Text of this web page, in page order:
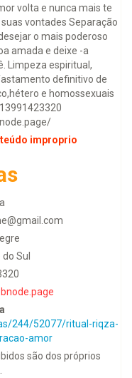
volta e nunca mais te
vontades Separação
o mais poderoso
amada e deixe -a
Limpeza espiritual,
definitivo de
e homossexuais
improprio
Sul
244/52077/ritual-riqza-
amor
são dos próprios